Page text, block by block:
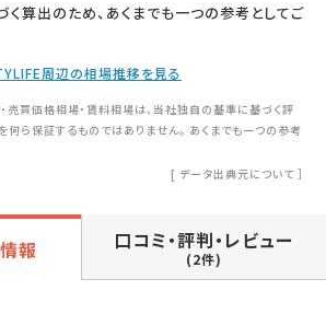
算出のため、あくまでも一つの参考としてご
周辺の相場推移を見る
売買価格相場・賃料相場は、当社独自の基準に基づく評
何ら保証するものではありません。 あくまでも一つの参考
[ データ出典元について ］
報 口コミ・評判・レビュー
(2件)